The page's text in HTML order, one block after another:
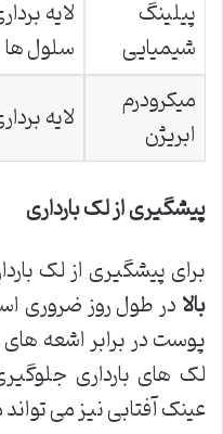
پیلینگ
شیمیایی
لایه
سلول ها
میکرودرم
ابریژن
لایه
پیشگیری از لک بارداری
برای پیشگیری از لک
بالادر طول روز ضروری
پوست در برابر اشعه
لک های بارداری
عینک آفتابی نیز می